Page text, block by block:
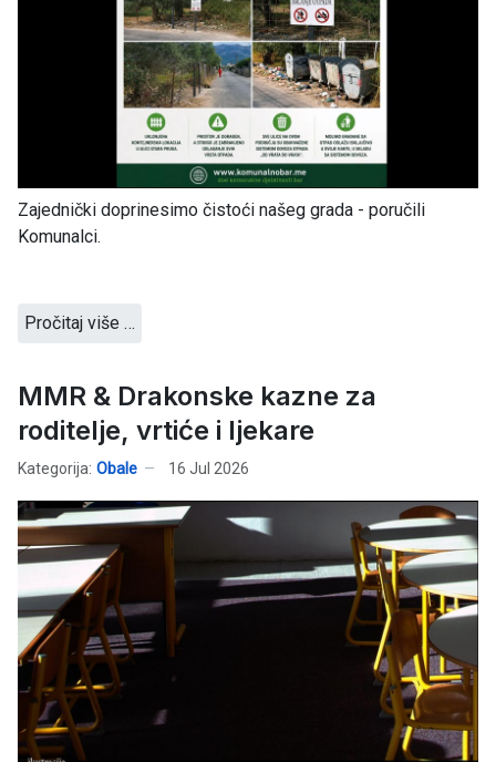
Zajednički doprinesimo čistoći našeg grada - poručili
Komunalci.
Pročitaj više …
MMR & Drakonske kazne za
roditelje, vrtiće i ljekare
Kategorija: Obale 16 Jul 2026